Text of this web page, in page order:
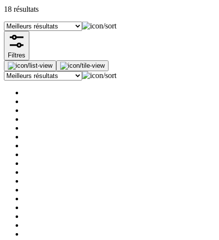
18 résultats
Filtres